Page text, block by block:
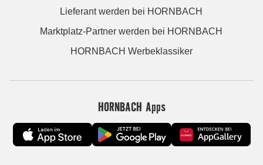
Lieferant werden bei HORNBACH
Marktplatz-Partner werden bei HORNBACH
HORNBACH Werbeklassiker
HORNBACH Apps